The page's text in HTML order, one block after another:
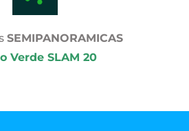
SEMIPANORAMICAS
Verde SLAM 20